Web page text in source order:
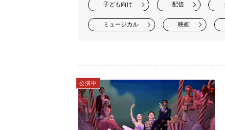
子ども向け 配信
ミュージカル 映画
公演中